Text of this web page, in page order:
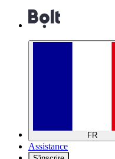
FR
Assistance